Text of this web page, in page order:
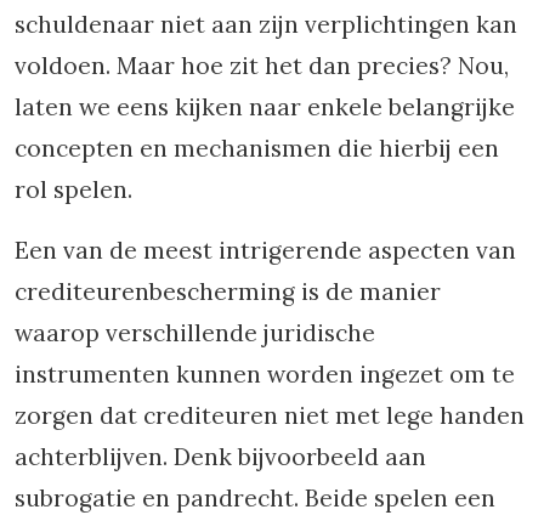
schuldenaar niet aan zijn verplichtingen kan
voldoen. Maar hoe zit het dan precies? Nou,
laten we eens kijken naar enkele belangrijke
concepten en mechanismen die hierbij een
rol spelen.
Een van de meest intrigerende aspecten van
crediteurenbescherming is de manier
waarop verschillende juridische
instrumenten kunnen worden ingezet om te
zorgen dat crediteuren niet met lege handen
achterblijven. Denk bijvoorbeeld aan
subrogatie en pandrecht. Beide spelen een